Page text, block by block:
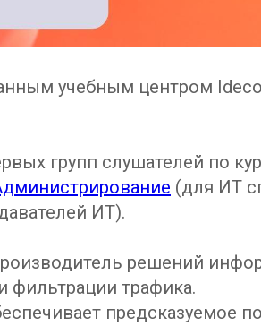
учебным центром
групп слушателей по
(для ИТ
ИТ).
решений
фильтрации трафика.
предсказуемое